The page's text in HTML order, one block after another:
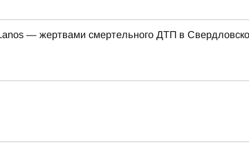
— жертвами смертельного ДТП в